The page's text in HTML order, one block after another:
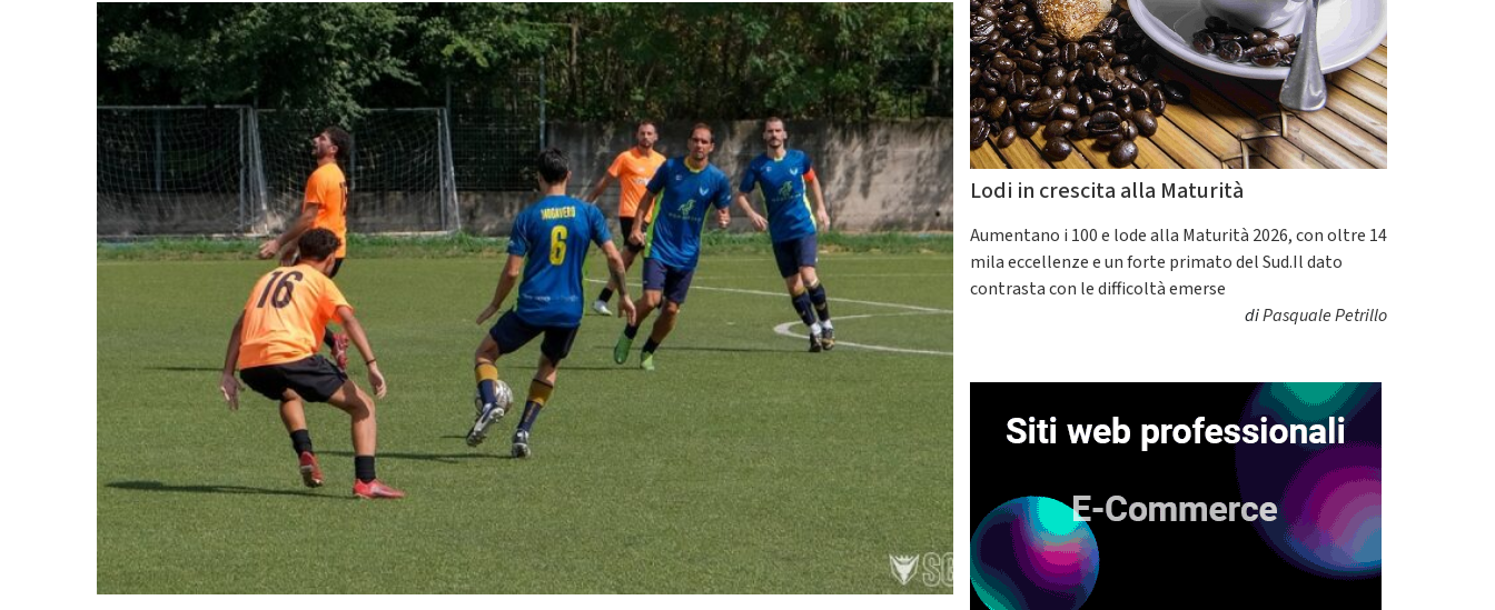
Lodi in crescita alla Maturità
Aumentano i 100 e lode alla Maturità 2026, con oltre 14
mila eccellenze e un forte primato del Sud.Il dato
contrasta con le difficoltà emerse
diPasquale Petrillo